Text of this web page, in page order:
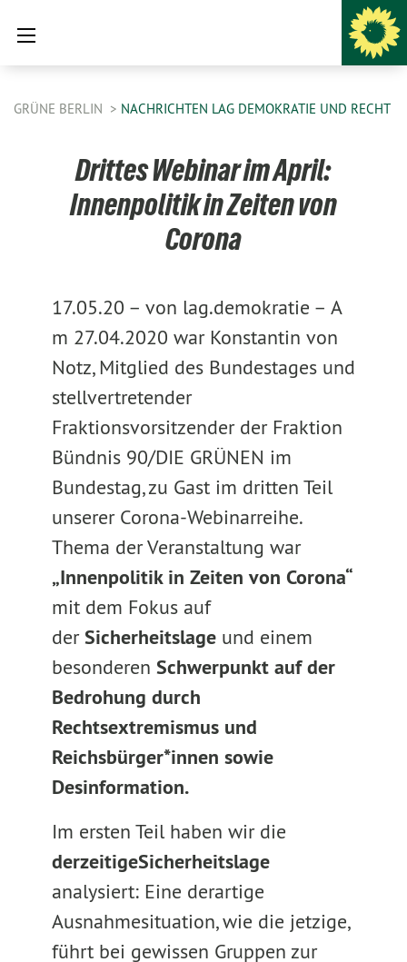
GRÜNE BERLIN NACHRICHTEN LAG DEMOKRATIE UND RECHT
Drittes Webinar im April:
Innenpolitik in Zeiten von
Corona
17.05.20 – von lag.demokratie – A
m 27.04.2020 war Konstantin von
Notz, Mitglied des Bundestages und
stellvertretender
Fraktionsvorsitzender der Fraktion
Bündnis 90/DIE GRÜNEN im
Bundestag, zu Gast im dritten Teil
unserer Corona-Webinarreihe.
Thema der Veranstaltung war
„Innenpolitik in Zeiten von Corona“
mit dem Fokus auf
derSicherheitslage und einem
besonderen Schwerpunkt auf der
Bedrohung durch
Rechtsextremismus und
Reichsbürger*innen sowie
Desinformation.
Im ersten Teil haben wir die
derzeitigeSicherheitslage
analysiert: Eine derartige
Ausnahmesituation, wie die jetzige,
führt bei gewissen Gruppen zur